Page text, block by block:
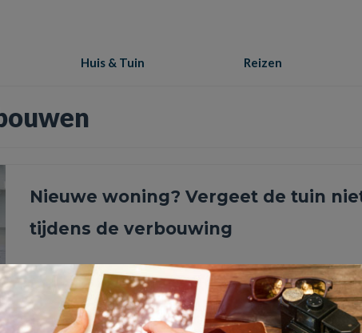
Huis & Tuin Reizen
Nieuwe woning? Vergeet de tuin
tijdens de verbouwing
Heb je een nieuwe woning laten bouwen? Dan besteed je hier
ongetwijfeld behoorlijk wat tijd aan. Je moet namelijk over …
Maak een ontwerp van jouw tuin Nieuwe woning,nieuwe woning laten bouwen,wat